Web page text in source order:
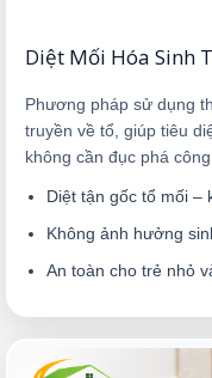
Diệt Mối Hóa Sinh
Phương pháp sử dụng
truyền về tổ, giúp tiêu
không cần đục phá
Diệt tận gốc tổ mối –
Không ảnh hưởng
An toàn cho trẻ nhỏ